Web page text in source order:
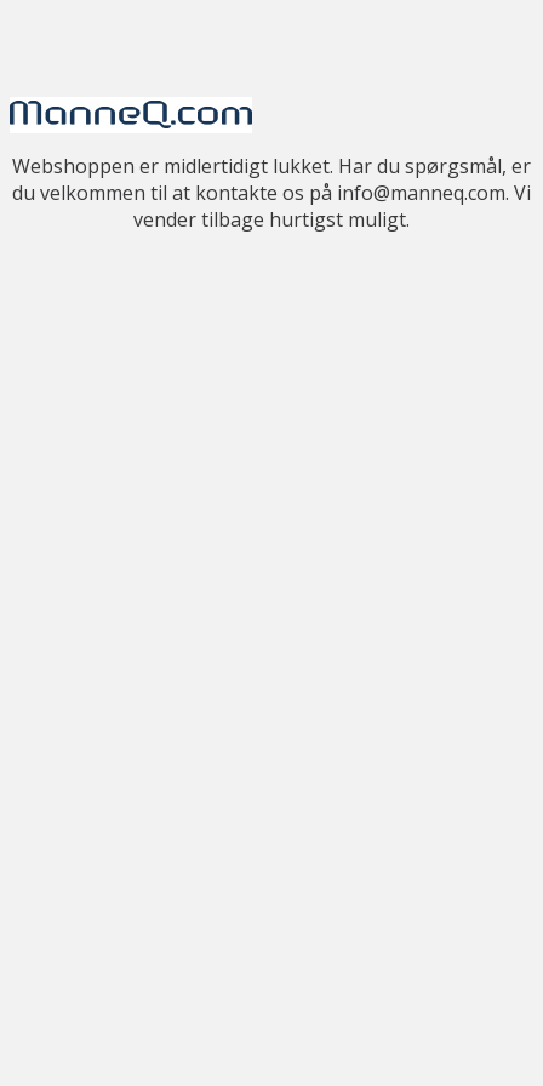
Webshoppen er midlertidigt lukket. Har du spørgsmål, er
du velkommen til at kontakte os på info@manneq.com. Vi
vender tilbage hurtigst muligt.